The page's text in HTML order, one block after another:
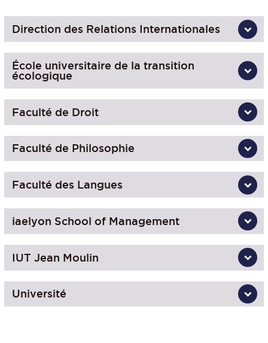
Direction des Relations Internationales
École universitaire de la transition
écologique
Faculté de Droit
Faculté de Philosophie
Faculté des Langues
iaelyon School of Management
IUT Jean Moulin
Université